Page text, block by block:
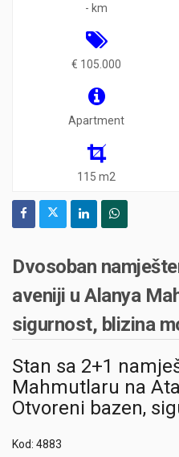
- km
€ 105.000
Apartment
115 m2
Dvosoban
aveniji u Alanya
sigurnost, blizina
Stan sa 2+1
Mahmutlaru na
Otvoreni bazen,
Kod: 4883